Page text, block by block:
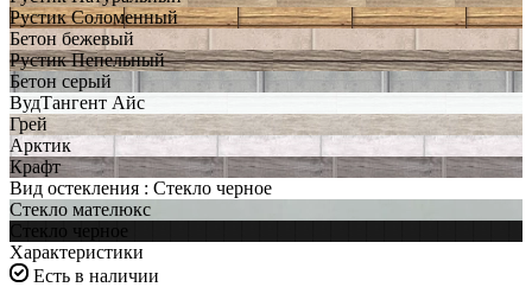
Рустик Соломенный
Бетон бежевый
Рустик Пепельный
Бетон серый
ВудТангент Айс
Грей
Арктик
Крафт
Вид остекления : Стекло черное
Стекло мателюкс
Стекло черное
Характеристики
Есть в наличии